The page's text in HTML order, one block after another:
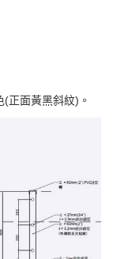
正面黃黑斜紋)。